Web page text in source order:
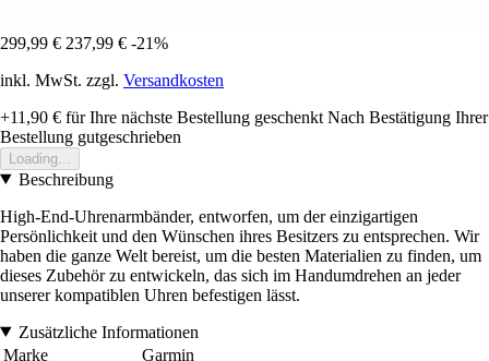
299,99 € 237,99 € -21%
inkl. MwSt. zzgl. Versandkosten
+11,90 € für Ihre nächste Bestellung geschenkt Nach Bestätigung Ihrer
Bestellung gutgeschrieben
Loading...
Beschreibung
High-End-Uhrenarmbänder, entworfen, um der einzigartigen
Persönlichkeit und den Wünschen ihres Besitzers zu entsprechen. Wir
haben die ganze Welt bereist, um die besten Materialien zu finden, um
dieses Zubehör zu entwickeln, das sich im Handumdrehen an jeder
unserer kompatiblen Uhren befestigen lässt.
Zusätzliche Informationen
Marke
Garmin